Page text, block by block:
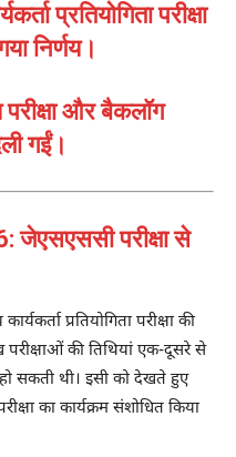
प्रतियोगिता परीक्षा
निर्णय।
और बैकलॉग
गईं।
परीक्षा से
प्रतियोगिता परीक्षा की
परीक्षाओं की तिथियां एक-दूसरे से
सकती थी। इसी को देखते हुए
का कार्यक्रम संशोधित किया